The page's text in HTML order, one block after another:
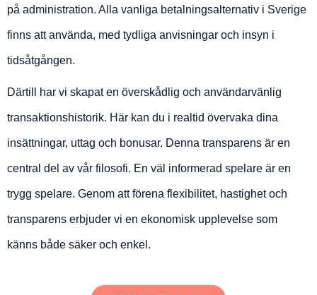
på administration. Alla vanliga betalningsalternativ i Sverige
finns att använda, med tydliga anvisningar och insyn i
tidsåtgången.
Därtill har vi skapat en överskådlig och användarvänlig
transaktionshistorik. Här kan du i realtid övervaka dina
insättningar, uttag och bonusar. Denna transparens är en
central del av vår filosofi. En väl informerad spelare är en
trygg spelare. Genom att förena flexibilitet, hastighet och
transparens erbjuder vi en ekonomisk upplevelse som
känns både säker och enkel.